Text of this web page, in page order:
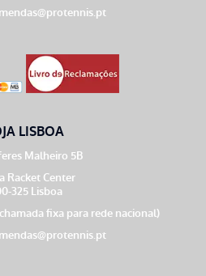
LISBOA
Malheiro 5B
Racket Center
325 Lisboa
fixa para rede nacional)